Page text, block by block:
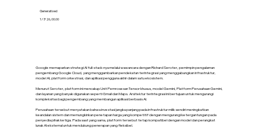
Generatived
1/7/26, 00.00
Google memaparkan strategi AI full-stack-nya melalui wawancara dengan Richard Seroter, pemimpin pengalaman
pengembang Google Cloud, yang menggambarkan pendekatan terintegrasi yang menggabungkan infrastruktur,
model AI, platform orkestrasi, dan aplikasi pengguna akhir dalam satu ekosistem.
Menurut Seroter, platform ini mencakup Unit Pemrosesan Tensor khusus, model Gemini, Platform Perusahaan Gemini,
dan layanan yang banyak digunakan seperti Gmail dan Maps. Arsitektur terintegrasi ini bertujuan untuk mengurangi
kompleksitas bagi pengembang yang membangun aplikasi berbasis AI.
Perusahaan tersebut menyatakan bahwa investasi jangka panjang pada infrastruktur milik sendiri meningkatkan
keandalan sistem dan memungkinkan penetapan harga yang kompetitif dengan mengurangi ketergantungan pada
penyedia pihak ketiga. Pada saat yang sama, platform tersebut tetap kompatibel dengan model dan perangkat
lunak AI eksternal untuk mendukung penerapan yang fleksibel.